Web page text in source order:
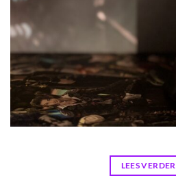
LEES VERDER